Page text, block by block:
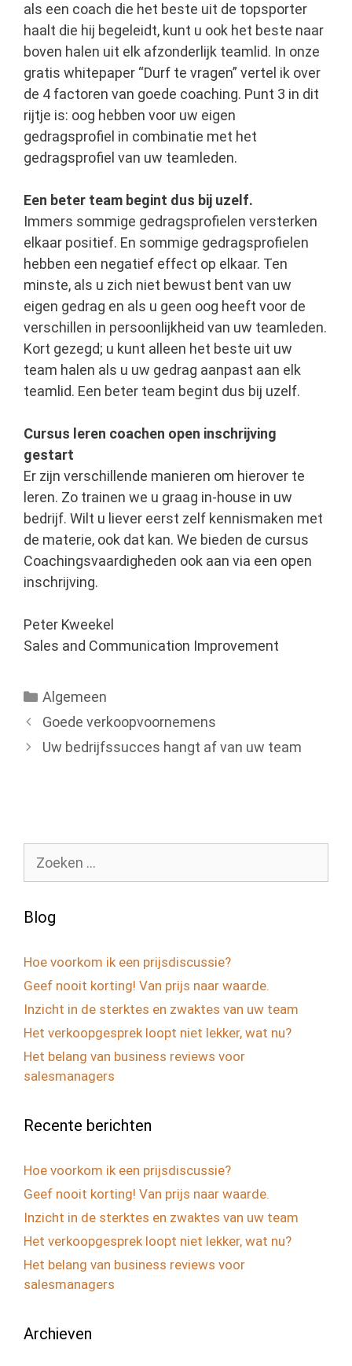
als een coach die het beste uit de topsporter
haalt die hij begeleidt, kunt u ook het beste naar
boven halen uit elk afzonderlijk teamlid. In onze
gratis whitepaper “Durf te vragen” vertel ik over
de 4 factoren van goede coaching. Punt 3 in dit
rijtje is: oog hebben voor uw eigen
gedragsprofiel in combinatie met het
gedragsprofiel van uw teamleden.
Een beter team begint dus bij uzelf.
Immers sommige gedragsprofielen versterken
elkaar positief. En sommige gedragsprofielen
hebben een negatief effect op elkaar. Ten
minste, als u zich niet bewust bent van uw
eigen gedrag en als u geen oog heeft voor de
verschillen in persoonlijkheid van uw teamleden.
Kort gezegd; u kunt alleen het beste uit uw
team halen als u uw gedrag aanpast aan elk
teamlid. Een beter team begint dus bij uzelf.
Cursus leren coachen open inschrijving
gestart
Er zijn verschillende manieren om hierover te
leren. Zo trainen we u graag in-house in uw
bedrijf. Wilt u liever eerst zelf kennismaken met
de materie, ook dat kan. We bieden de cursus
Coachingsvaardigheden ook aan via een open
inschrijving.
Peter Kweekel
Sales and Communication Improvement
Categorieën
Algemeen
Goede verkoopvoornemens
Uw bedrijfssucces hangt af van uw team
naar:
Blog
Hoe voorkom ik een prijsdiscussie?
Geef nooit korting! Van prijs naar waarde.
Inzicht in de sterktes en zwaktes van uw team
Het verkoopgesprek loopt niet lekker, wat nu?
Het belang van business reviews voor
salesmanagers
Recente berichten
Hoe voorkom ik een prijsdiscussie?
Geef nooit korting! Van prijs naar waarde.
Inzicht in de sterktes en zwaktes van uw team
Het verkoopgesprek loopt niet lekker, wat nu?
Het belang van business reviews voor
salesmanagers
Archieven